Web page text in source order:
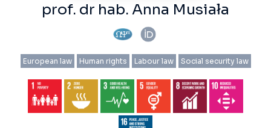
prof. dr hab. Anna Musiała
European law Human rights Labour law Social security law